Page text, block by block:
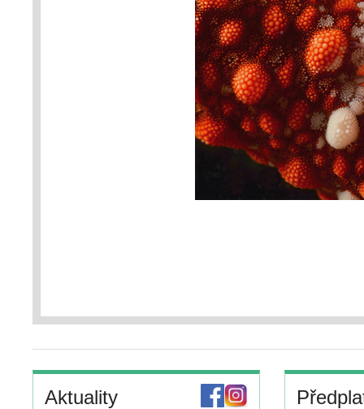
Aktuality